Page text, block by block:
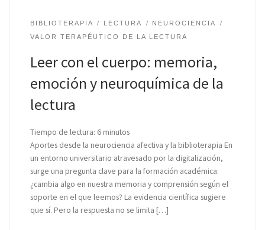
BIBLIOTERAPIA LECTURA
NEUROCIENCIA
VALOR TERAPÉUTICO DE LA LECTURA
Leer con el cuerpo: memoria,
emoción y neuroquímica de la
lectura
Tiempo de lectura: 6minutos
Aportes desde la neurociencia afectiva y la biblioterapia En
un entorno universitario atravesado por la digitalización,
surge una pregunta clave para la formación académica:
¿cambia algo en nuestra memoria y comprensión según el
soporte en el que leemos? La evidencia científica sugiere
que sí. Pero la respuesta no se limita […]